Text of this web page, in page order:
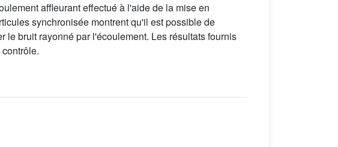
affleurant effectué à l'aide de la mise en
synchronisée montrent qu'il est possible de
bruit rayonné par l'écoulement. Les résultats fournis